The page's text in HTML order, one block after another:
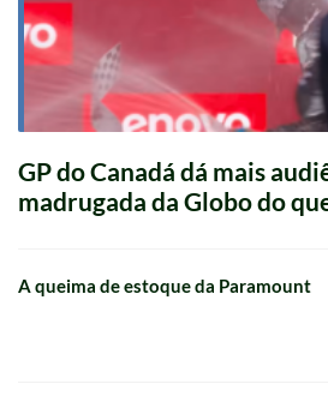
GP do Canadá dá mais
madrugada da Globo do
A queima de estoque da Paramount